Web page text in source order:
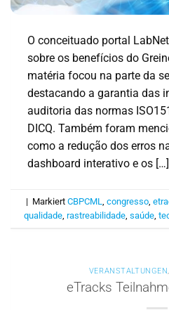
O conceituado portal
sobre os benefícios do
matéria focou na parte da
destacando a garantia das
auditoria das normas
DICQ. Também foram
como a redução dos erros
dashboard interativo e os […]
| MarkiertCBPCML ,congresso ,
qualidade ,rastreabilidade ,saúde ,
VERANSTALTUNGEN,
eTracks